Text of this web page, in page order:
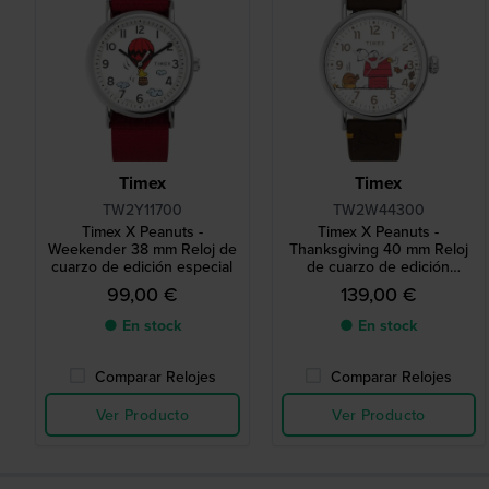
Timex
TW2Y11700
Timex X Peanuts -
Weekender 38 mm Reloj de
cuarzo de edición especial
99,00 €
● En stock
Comparar Relojes
Ver Producto
Timex
TW2W44300
Timex X Peanuts -
Thanksgiving 40 mm Reloj
de cuarzo de edición
especial con esfera de
Snoopy
139,00 €
● En stock
Comparar Relojes
Ver Producto